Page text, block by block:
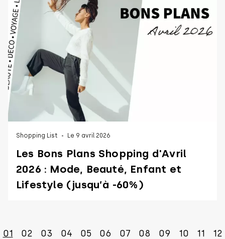
Shopping List Le 9 avril 2026
Les Bons Plans Shopping d'Avril
2026 : Mode, Beauté, Enfant et
Lifestyle (jusqu’à -60%)
01 02 03 04 05 06 07 08 09 10 11 12